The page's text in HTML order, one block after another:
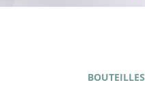
BOUTEILLES